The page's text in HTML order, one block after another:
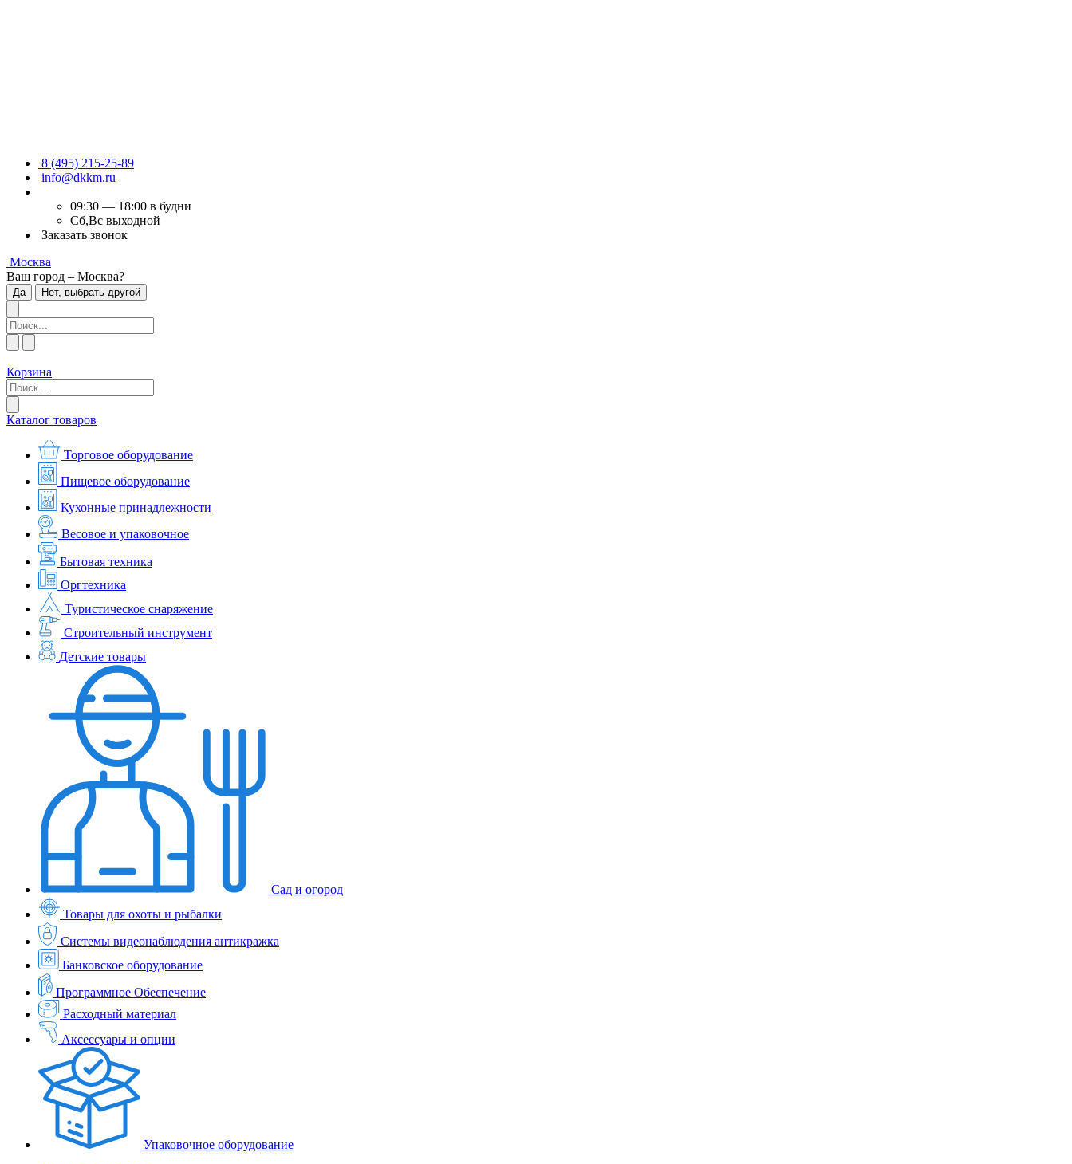
8 (495) 215-25-89
info@dkkm.ru
09:30 — 18:00 в будни
Сб,Вс выходной
Заказать звонок
Москва
Ваш город – Москва?
Да Нет, выбрать другой
Корзина
Каталог товаров
Торговое оборудование
Пищевое оборудование
Кухонные принадлежности
Весовое и упаковочное
Бытовая техника
Оргтехника
Туристическое снаряжение
Строительный инструмент
Детские товары
Сад и огород
Товары для охоты и рыбалки
Системы видеонаблюдения антикражка
Банковское оборудование
Программное Обеспечение
Расходный материал
Аксессуары и опции
Упаковочное оборудование